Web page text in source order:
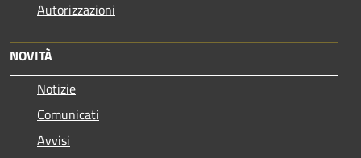
Autorizzazioni
NOVITÀ
Notizie
Comunicati
Avvisi